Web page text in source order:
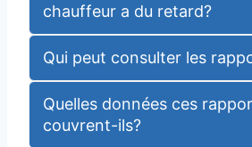
chauffeur a du retard?
Qui peut consulter les
Quelles données ces
couvrent-ils?